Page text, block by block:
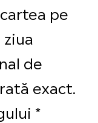
pe
de
exact.
*